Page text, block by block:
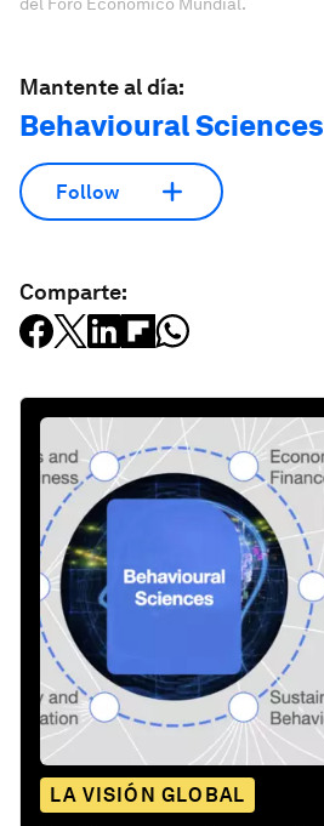
Mantente al día:
Behavioural Sciences
Follow
Comparte:
LA VISIÓN GLOBAL